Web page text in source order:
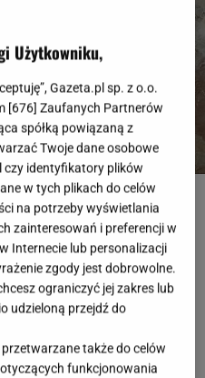
się jednym z
w urządzaniu
prostota oraz
które tworzą
przestrzeń.
urządzić
Użytkowniku,
Gazeta.pl sp. z o.o.
[676] Zaufanych Partnerów
spółką powiązaną z
Twoje dane osobowe
czy identyfikatory plików
w tych plikach do celów
na potrzeby wyświetlania
zainteresowań i preferencji w
Internecie lub personalizacji
zgody jest dobrowolne.
ograniczyć jej zakres lub
udzieloną przejdź do
także do celów
funkcjonowania